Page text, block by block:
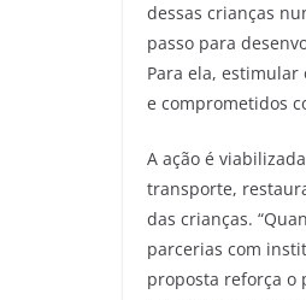
dessas crianças
passo para
Para ela,
e comprometidos
A ação é
transporte,
das crianças.
parcerias com
proposta reforça o